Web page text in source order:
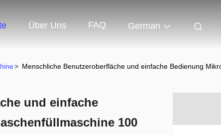
Über Uns FAQ German
> Menschliche Benutzeroberfläche und einfache Bedienung
und einfache
100